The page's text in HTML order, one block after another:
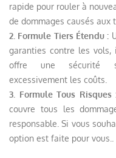
rapide pour rouler à
de dommages causés aux
2. Formule Tiers Étendu :
garanties contre les
offre une sécurité
excessivement les coûts.
3. Formule Tous Risques
couvre tous les
responsable. Si vous
option est faite pour vous..